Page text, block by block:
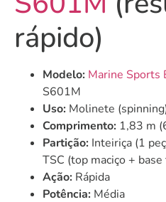
rápido)
Modelo: Marine Sports
S601M
Uso: Molinete
Comprimento: 1,83 m
Partição: Inteiriça (1
TSC (top maciço +
Ação: Rápida
Potência: Média